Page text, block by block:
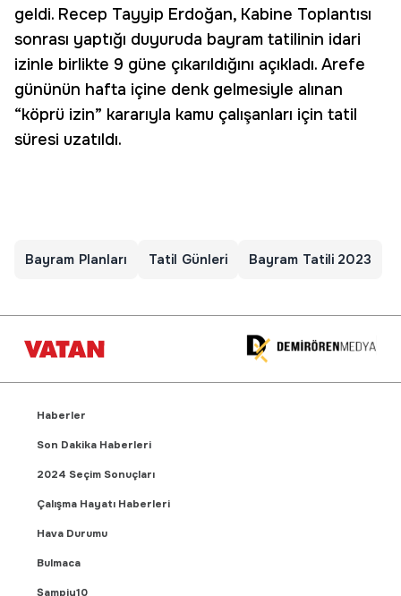
geldi. Recep Tayyip Erdoğan, Kabine Toplantısı
sonrası yaptığı duyuruda bayram tatilinin idari
izinle birlikte 9 güne çıkarıldığını açıkladı. Arefe
gününün hafta içine denk gelmesiyle alınan
“köprü izin” kararıyla kamu çalışanları için tatil
süresi uzatıldı.
Bayram Planları Tatil Günleri Bayram Tatili 2023
Haberler
Son Dakika Haberleri
2024 Seçim Sonuçları
Çalışma Hayatı Haberleri
Hava Durumu
Bulmaca
Şampiy10